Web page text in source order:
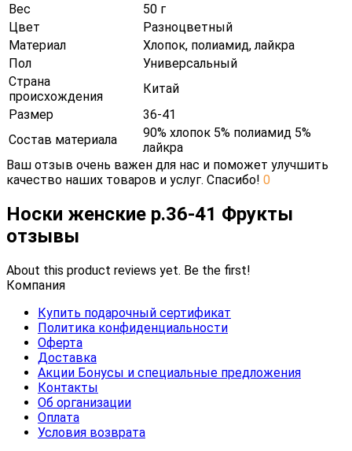
Вес
50 г
Цвет
Разноцветный
Материал
Хлопок, полиамид, лайкра
Пол
Универсальный
Страна
происхождения
Китай
Размер
36-41
Состав материала
90% хлопок 5% полиамид 5%
лайкра
Ваш отзыв очень важен для нас и поможет улучшить
качество наших товаров и услуг. Спасибо! 0
Носки женские р.36-41 Фрукты
отзывы
About this product reviews yet. Be the first!
Компания
Купить подарочный сертификат
Политика конфиденциальности
Оферта
Доставка
Акции Бонусы и специальные предложения
Контакты
Об организации
Оплата
Условия возврата